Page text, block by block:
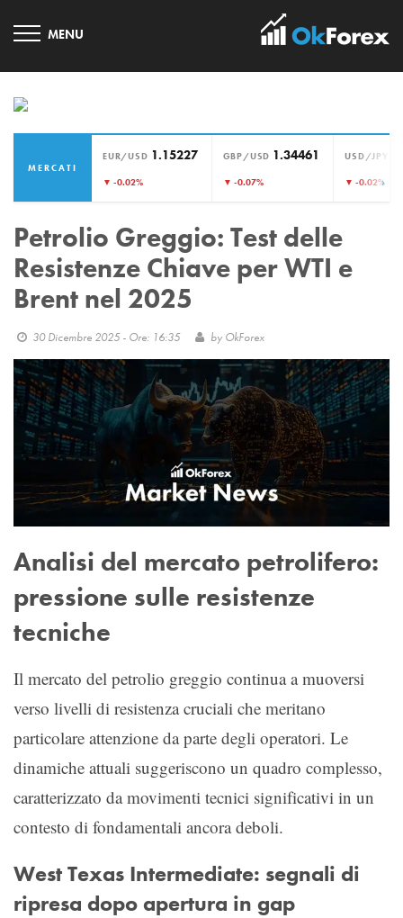
MERCATI
EUR/USD 1.15227
▼ -0.02%
GBP/USD 1.34461
▼ -0.07%
USD/JPY
▼ -0.02%›
Petrolio Greggio: Test delle
Resistenze Chiave per WTI e
Brent nel 2025
30 Dicembre 2025 - Ore: 16:35 by OkForex
Analisi del mercato petrolifero:
pressione sulle resistenze
tecniche
Il mercato del petrolio greggio continua a muoversi
verso livelli di resistenza cruciali che meritano
particolare attenzione da parte degli operatori. Le
dinamiche attuali suggeriscono un quadro complesso,
caratterizzato da movimenti tecnici significativi in un
contesto di fondamentali ancora deboli.
West Texas Intermediate: segnali di
ripresa dopo apertura in gap